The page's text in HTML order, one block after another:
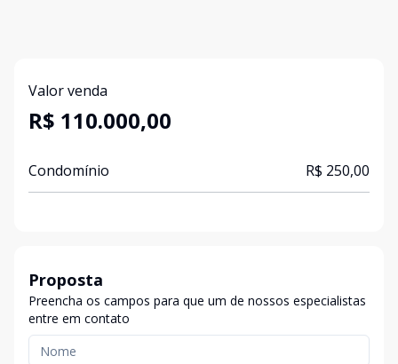
Valor venda
R$ 110.000,00
Condomínio R$ 250,00
Proposta
Preencha os campos para que um de nossos especialistas
entre em contato